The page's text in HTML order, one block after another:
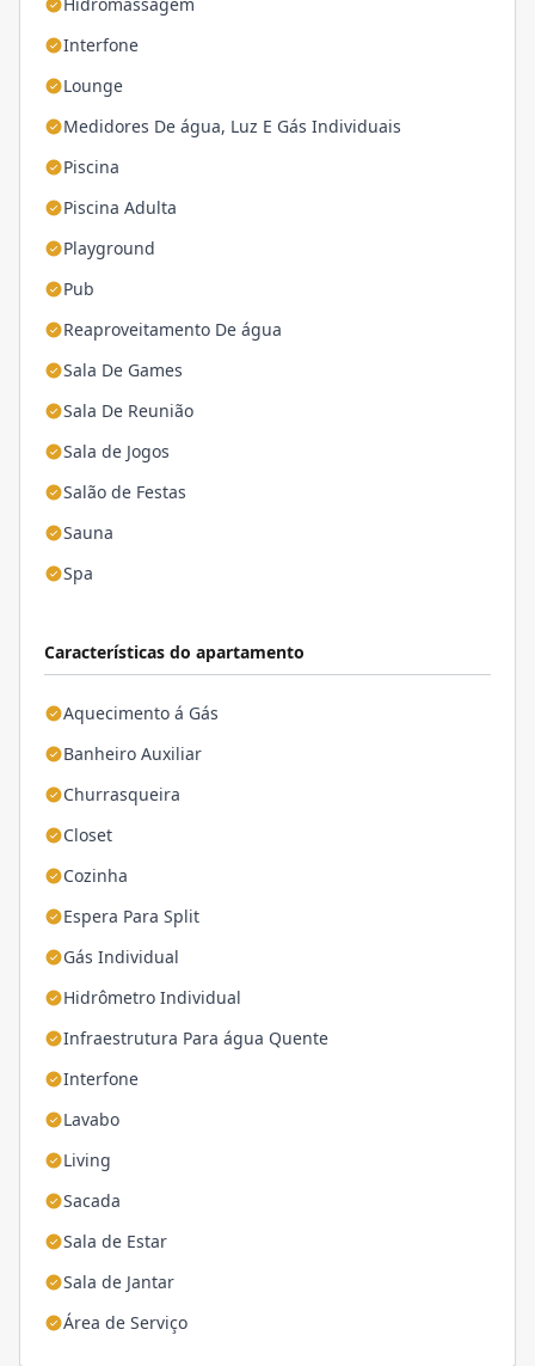
Interfone
Lounge
Medidores De água, Luz E Gás Individuais
Piscina
Piscina Adulta
Playground
Pub
Reaproveitamento De água
Sala De Games
Sala De Reunião
Sala de Jogos
Salão de Festas
Sauna
Spa
Características do apartamento
Aquecimento á Gás
Banheiro Auxiliar
Churrasqueira
Closet
Cozinha
Espera Para Split
Gás Individual
Hidrômetro Individual
Infraestrutura Para água Quente
Interfone
Lavabo
Living
Sacada
Sala de Estar
Sala de Jantar
Área de Serviço